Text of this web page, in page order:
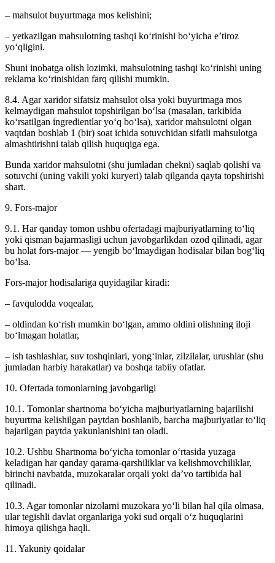
– mahsulot buyurtmaga mos kelishini;
– yetkazilgan mahsulotning tashqi ko‘rinishi bo‘yicha e’tiroz
yo‘qligini.
Shuni inobatga olish lozimki, mahsulotning tashqi ko‘rinishi uning
reklama ko‘rinishidan farq qilishi mumkin.
8.4. Agar xaridor sifatsiz mahsulot olsa yoki buyurtmaga mos
kelmaydigan mahsulot topshirilgan bo‘lsa (masalan, tarkibida
ko‘rsatilgan ingredientlar yo‘q bo‘lsa), xaridor mahsulotni olgan
vaqtdan boshlab 1 (bir) soat ichida sotuvchidan sifatli mahsulotga
almashtirishni talab qilish huquqiga ega.
Bunda xaridor mahsulotni (shu jumladan chekni) saqlab qolishi va
sotuvchi (uning vakili yoki kuryeri) talab qilganda qayta topshirishi
shart.
9. Fors-major
9.1. Har qanday tomon ushbu ofertadagi majburiyatlarning to‘liq
yoki qisman bajarmasligi uchun javobgarlikdan ozod qilinadi, agar
bu holat fors-major — yengib bo‘lmaydigan hodisalar bilan bog‘liq
bo‘lsa.
Fors-major hodisalariga quyidagilar kiradi:
– favqulodda voqealar,
– oldindan ko‘rish mumkin bo‘lgan, ammo oldini olishning iloji
bo‘lmagan holatlar,
– ish tashlashlar, suv toshqinlari, yong‘inlar, zilzilalar, urushlar (shu
jumladan harbiy harakatlar) va boshqa tabiiy ofatlar.
10. Ofertada tomonlarning javobgarligi
10.1. Tomonlar shartnoma bo‘yicha majburiyatlarning bajarilishi
buyurtma kelishilgan paytdan boshlanib, barcha majburiyatlar to‘liq
bajarilgan paytda yakunlanishini tan oladi.
10.2. Ushbu Shartnoma bo‘yicha tomonlar o‘rtasida yuzaga
keladigan har qanday qarama-qarshiliklar va kelishmovchiliklar,
birinchi navbatda, muzokaralar orqali yoki da’vo tartibida hal
qilinadi.
10.3. Agar tomonlar nizolarni muzokara yo‘li bilan hal qila olmasa,
ular tegishli davlat organlariga yoki sud orqali o‘z huquqlarini
himoya qilishga haqli.
11. Yakuniy qoidalar